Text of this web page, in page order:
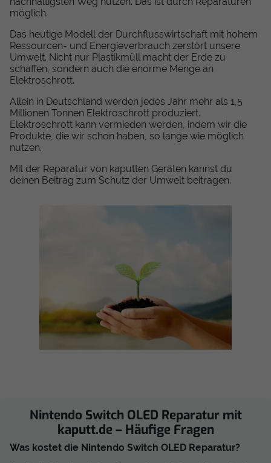
möglich.
Das heutige Modell der Durchflusswirtschaft mit hohem
Ressourcen- und Energieverbrauch zerstört unsere
Umwelt. Nicht nur Plastikmüll macht der Erde zu
schaffen, sondern auch die enorme Menge an
Elektroschrott.
Allein in Deutschland werden jedes Jahr mehr als 1,5
Millionen Tonnen Elektroschrott produziert.
Elektroschrott kann vermieden werden, indem wir die
Produkte, die wir schon haben, so lange wie möglich
nutzen.
Mit der Reparatur von kaputten Geräten kannst du
deinen Beitrag zum Schutz der Umwelt beitragen.
Nintendo Switch OLED Reparatur mit
kaputt.de – Häufige Fragen
Was kostet die Nintendo Switch OLED Reparatur?